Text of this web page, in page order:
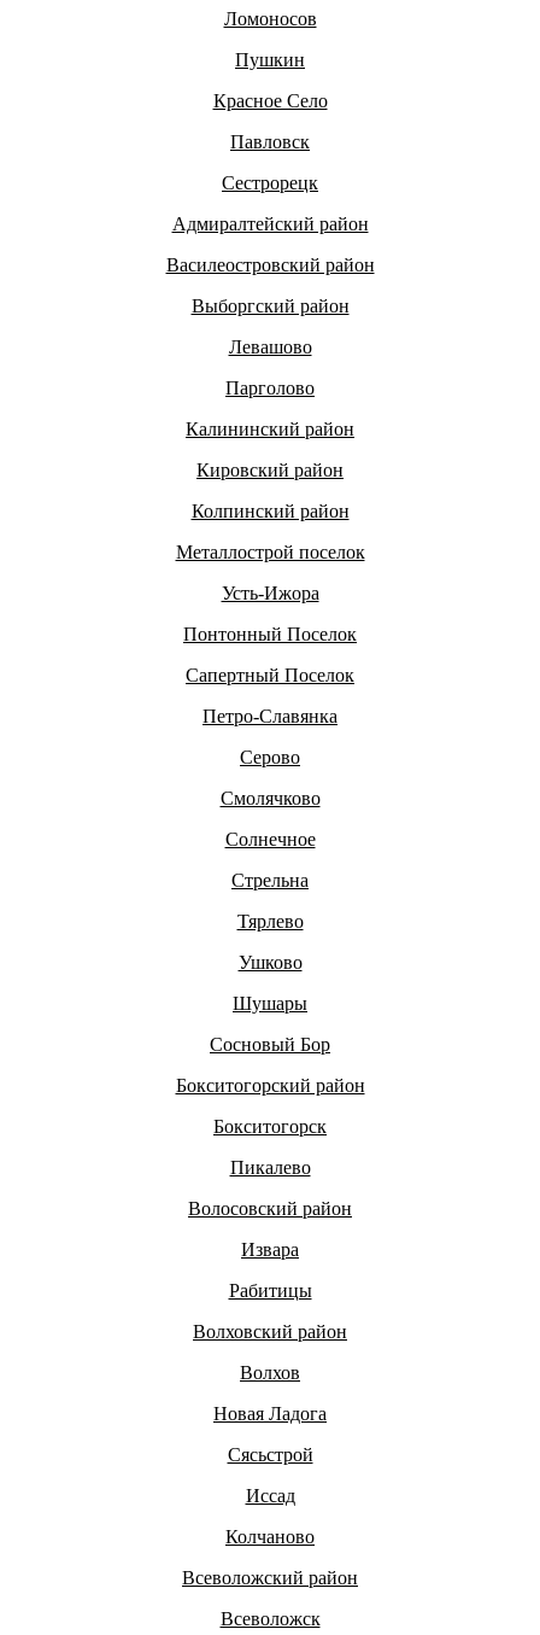
Ломоносов
Пушкин
Красное Село
Павловск
Сестрорецк
Адмиралтейский район
Василеостровский район
Выборгский район
Левашово
Парголово
Калининский район
Кировский район
Колпинский район
Металлострой поселок
Усть-Ижора
Понтонный Поселок
Сапертный Поселок
Петро-Славянка
Серово
Смолячково
Солнечное
Стрельна
Тярлево
Ушково
Шушары
Сосновый Бор
Бокситогорский район
Бокситогорск
Пикалево
Волосовский район
Извара
Рабитицы
Волховский район
Волхов
Новая Ладога
Сясьстрой
Иссад
Колчаново
Всеволожский район
Всеволожск